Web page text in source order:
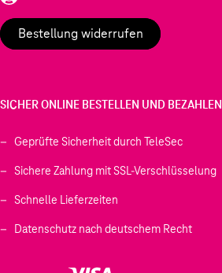
Bestellung widerrufen
SICHER ONLINE BESTELLEN UND BEZAHLEN
Geprüfte Sicherheit durch TeleSec
Sichere Zahlung mit SSL-Verschlüsselung
Schnelle Lieferzeiten
Datenschutz nach deutschem Recht